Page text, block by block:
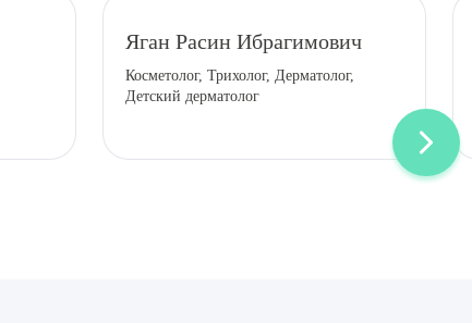
Яган Расин Ибрагимович
Косметолог, Трихолог, Дерматолог,
Детский дерматолог